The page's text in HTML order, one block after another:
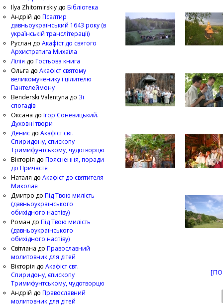
Ilya Zhitomirskiy до Бібліотека
Андрій до Псалтир
давньоукраїнський 1643 року (в
українській транслітерації)
Руслан до Акафіст до святого
Архистратига Михаїла
Лілія до Гостьова книга
Ольга до Акафіст святому
великомученику і цілителю
Пантелеймону
Benderski Valentyna до Зі
спогадів
Оксана до Ігор Соневицький.
Духовні твори
Денис до Акафіст свт.
Спиридону, єпископу
Тримифунтському, чудотворцю
Вікторія до Пояснення, поради
до Причастя
Наталя до Акафіст до святителя
Миколая
Дмитро до Під Твою милість
(давньоукраїнського
обихідного наспіву)
Роман до Під Твою милість
(давньоукраїнського
обихідного наспіву)
Світлана до Православний
молитовник для дітей
Вікторія до Акафіст свт.
Спиридону, єпископу
Тримифунтському, чудотворцю
Андрій до Православний
молитовник для дітей